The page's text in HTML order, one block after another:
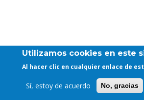
Utilizamos cookies en este
Al hacer clic en cualquier enlace de
Sí, estoy de acuerdo No, gracias